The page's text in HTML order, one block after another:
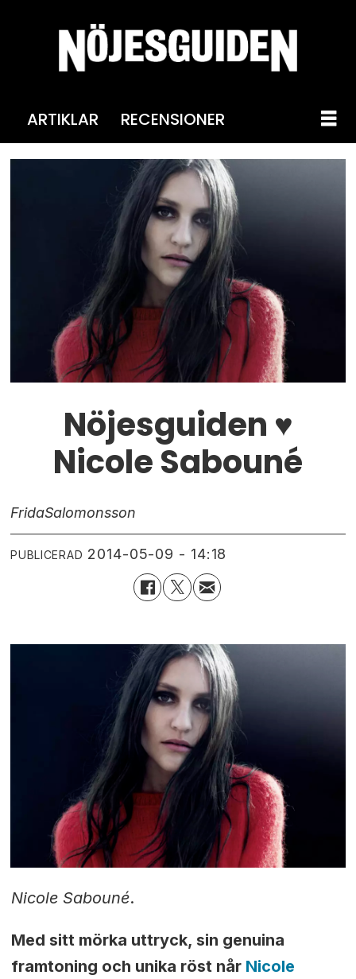
ARTIKLAR RECENSIONER
Nöjesguiden ♥
Nicole Sabouné
FridaSalomonsson
PUBLICERAD 2014-05-09 - 14:18
Nicole Sabouné.
Med sitt mörka uttryck, sin genuina
framtoning och unika röst når Nicole